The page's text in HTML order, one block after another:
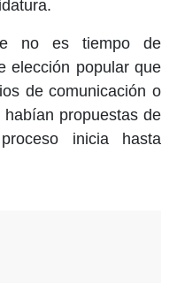
no es tiempo de
elección popular que
de comunicación o
propuestas de
inicia hasta